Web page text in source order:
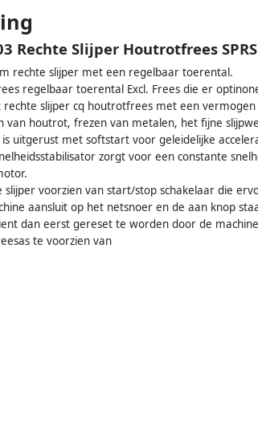
Rechte Slijper Houtrotfrees
rechte slijper met een regelbaar toerental.
regelbaar toerental Excl. Frees die er
rechte slijper cq houtrotfrees met een
van houtrot, frezen van metalen, het fijne
uitgerust met softstart voor geleidelijke
zorgt voor een constante
slijper voorzien van start/stop schakelaar die
aansluit op het netsnoer en de aan knop
dan eerst gereset te worden door de
te voorzien van